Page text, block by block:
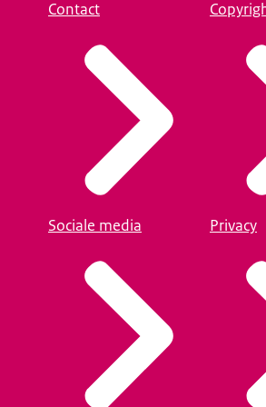
Contact
Sociale media Privacy